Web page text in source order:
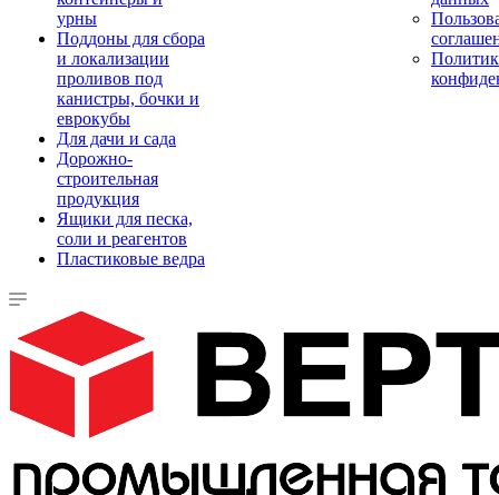
урны
Поддоны для сбора
и локализации
проливов под
канистры, бочки и
еврокубы
Для дачи и сада
Дорожно-
строительная
продукция
Ящики для песка,
соли и реагентов
Пластиковые ведра